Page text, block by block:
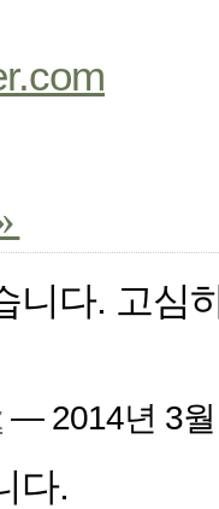
니다. 고심
— 2014년 3
다.